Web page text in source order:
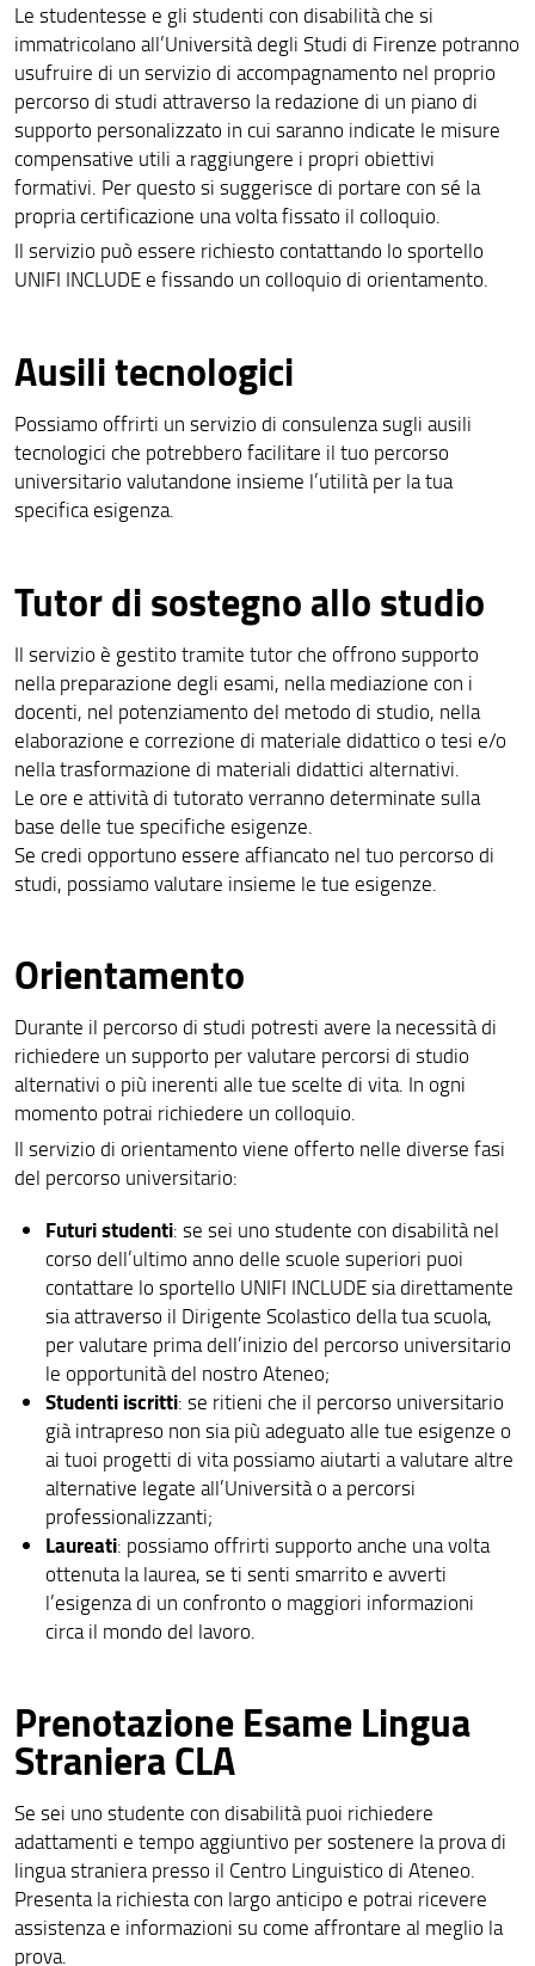
Le studentesse e gli studenti con disabilità che si
immatricolano all’Università degli Studi di Firenze potranno
usufruire di un servizio di accompagnamento nel proprio
percorso di studi attraverso la redazione di un piano di
supporto personalizzato in cui saranno indicate le misure
compensative utili a raggiungere i propri obiettivi
formativi. Per questo si suggerisce di portare con sé la
propria certificazione una volta fissato il colloquio.
Il servizio può essere richiesto contattando lo sportello
UNIFI INCLUDE e fissando un colloquio di orientamento.
Ausili tecnologici
Possiamo offrirti un servizio di consulenza sugli ausili
tecnologici che potrebbero facilitare il tuo percorso
universitario valutandone insieme l’utilità per la tua
specifica esigenza.
Tutor di sostegno allo studio
Il servizio è gestito tramite tutor che offrono supporto
nella preparazione degli esami, nella mediazione con i
docenti, nel potenziamento del metodo di studio, nella
elaborazione e correzione di materiale didattico o tesi e/o
nella trasformazione di materiali didattici alternativi.
Le ore e attività di tutorato verranno determinate sulla
base delle tue specifiche esigenze.
Se credi opportuno essere affiancato nel tuo percorso di
studi, possiamo valutare insieme le tue esigenze.
Orientamento
Durante il percorso di studi potresti avere la necessità di
richiedere un supporto per valutare percorsi di studio
alternativi o più inerenti alle tue scelte di vita. In ogni
momento potrai richiedere un colloquio.
Il servizio di orientamento viene offerto nelle diverse fasi
del percorso universitario:
Futuri studenti: se sei uno studente con disabilità nel
corso dell’ultimo anno delle scuole superiori puoi
contattare lo sportello UNIFI INCLUDE sia direttamente
sia attraverso il Dirigente Scolastico della tua scuola,
per valutare prima dell’inizio del percorso universitario
le opportunità del nostro Ateneo;
Studenti iscritti: se ritieni che il percorso universitario
già intrapreso non sia più adeguato alle tue esigenze o
ai tuoi progetti di vita possiamo aiutarti a valutare altre
alternative legate all’Università o a percorsi
professionalizzanti;
Laureati: possiamo offrirti supporto anche una volta
ottenuta la laurea, se ti senti smarrito e avverti
l’esigenza di un confronto o maggiori informazioni
circa il mondo del lavoro.
Prenotazione Esame Lingua
Straniera CLA
Se sei uno studente con disabilità puoi richiedere
adattamenti e tempo aggiuntivo per sostenere la prova di
lingua straniera presso il Centro Linguistico di Ateneo.
Presenta la richiesta con largo anticipo e potrai ricevere
assistenza e informazioni su come affrontare al meglio la
prova.